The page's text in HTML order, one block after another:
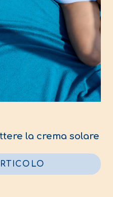
la crema solare